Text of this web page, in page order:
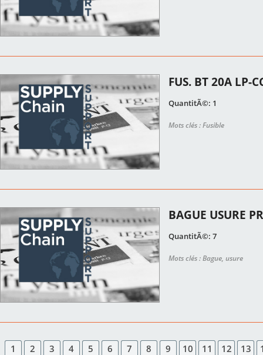
FUS. BT 20A LP-
QuantitÃ©: 1
Mots clés : Fusible
BAGUE USURE
QuantitÃ©: 7
Mots clés : Bague, usure
1 2 3 4 5 6 7 8 9 10 11 12 13